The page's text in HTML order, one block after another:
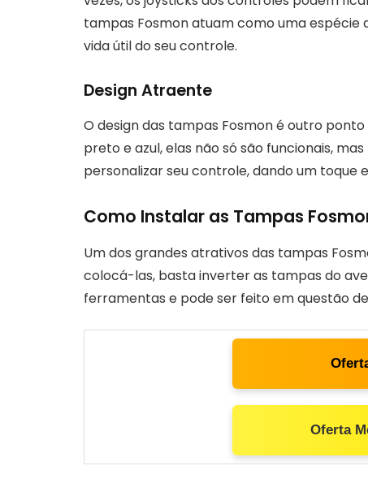
tampas Fosmon atuam como uma
vida útil do seu controle.
Design Atraente
O design das tampas Fosmon é outro
preto e azul, elas não só são funcionais,
personalizar seu controle, dando um toque
Como Instalar as Tampas
Um dos grandes atrativos das tampas
colocá-las, basta inverter as tampas do
ferramentas e pode ser feito em questão
Oferta